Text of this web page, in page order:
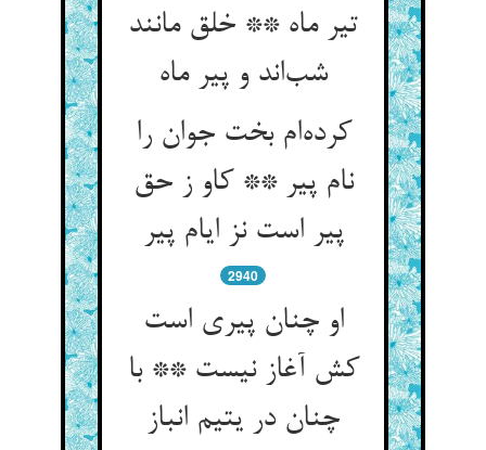
تیر ماه ** خلق مانند
کرده‌‌ام بخت جوان را
نام پیر ** کاو ز حق
پیر است نز ایام پیر
2940
او چنان پیری است
کش آغاز نیست ** با
چنان در یتیم انباز